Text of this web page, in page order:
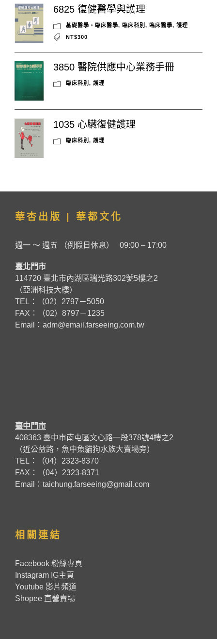
6825 復健醫學與護理
基礎醫學‧臨床醫學, 臨床科別 , 臨床醫學, 護理
NT$300
3850 醫院供應中心業務手冊
臨床科別 , 護理
1035 心臟復健護理
臨床科別 , 護理
華杏出版 | 華都文化
週一 ～ 週五 （例假日休息） 09:00 – 17:00
臺北門市
114720 臺北市內湖區瑞光路302號5樓之2
（亞洲科技大樓）
TEL：（02）2797－5050
FAX：（02）8797－1235
Email： adm@email.farseeing.com.tw
臺中門市
408363 臺中市南屯區文心路一段378號4樓之2
（近公益路，魚中魚貓狗水族大賣場旁）
TEL：（04）2323-8370
FAX：（04）2323-8371
Email：taichung.farseeing@gmail.com
相關連結
Facebook 粉絲專頁
Instagram IG主頁
Youtube 影片頻道
Shopee 直營賣場